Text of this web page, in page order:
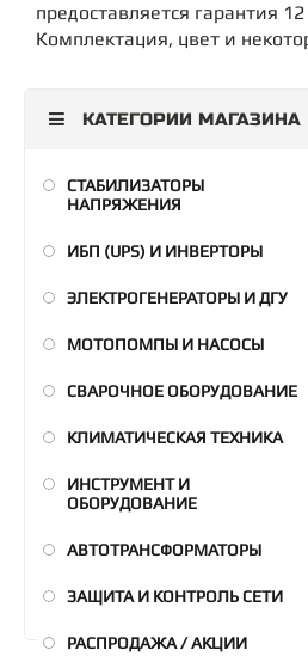
предоставляется гарантия
Комплектация, цвет и
КАТЕГОРИИ МАГАЗИНА
СТАБИЛИЗАТОРЫ
НАПРЯЖЕНИЯ
ИБП (UPS) И ИНВЕРТОРЫ
ЭЛЕКТРОГЕНЕРАТОРЫ И ДГУ
МОТОПОМПЫ И НАСОСЫ
СВАРОЧНОЕ ОБОРУДОВАНИЕ
КЛИМАТИЧЕСКАЯ ТЕХНИКА
ИНСТРУМЕНТ И
ОБОРУДОВАНИЕ
АВТОТРАНСФОРМАТОРЫ
ЗАЩИТА И КОНТРОЛЬ СЕТИ
РАСПРОДАЖА / АКЦИИ